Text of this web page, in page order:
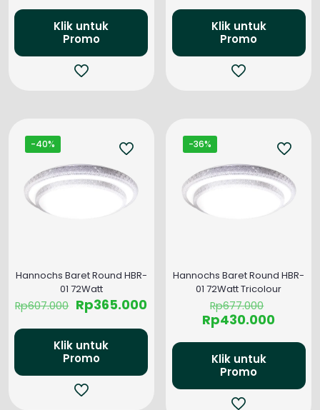
adalah:
Rp55.000.
ini
Klik untuk
Promo
adalah:
Rp62.000.
ini
Klik untuk
Promo
-40%
Hannochs Baret Round HBR-
01 72Watt
Rp607.000 Harga
aslinya
adalah:
Rp607.000.
Rp365.000Harga
ini
adalah:
Rp365.000.
Klik untuk
Promo
-36%
Hannochs Baret Round HBR-
01 72Watt Tricolour
Rp677.000
aslinya
Rp430.000Harga
ini
Klik untuk
Promo